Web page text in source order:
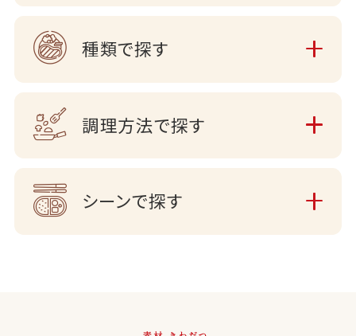
種類で探す
調理方法で探す
シーンで探す